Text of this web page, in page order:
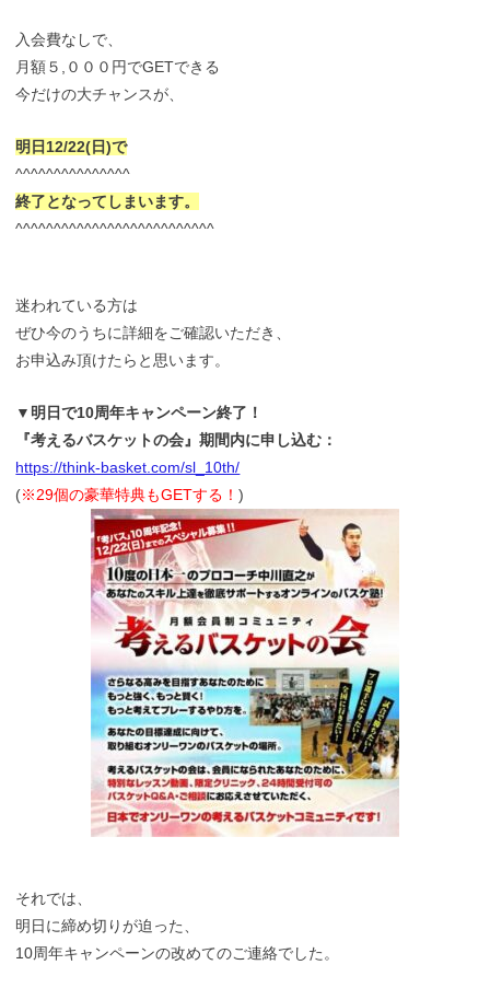
入会費なしで、
月額５,０００円でGETできる
今だけの大チャンスが、
明日12/22(日)で
^^^^^^^^^^^^^^^
終了となってしまいます。
^^^^^^^^^^^^^^^^^^^^^^^^^^
迷われている方は
ぜひ今のうちに詳細をご確認いただき、
お申込み頂けたらと思います。
▼明日で10周年キャンペーン終了！
『考えるバスケットの会』期間内に申し込む：
https://think-basket.com/sl_10th/
(※29個の豪華特典もGETする！)
それでは、
明日に締め切りが迫った、
10周年キャンペーンの改めてのご連絡でした。